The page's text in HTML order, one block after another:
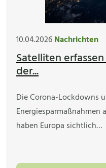
10.04.2026Nachrichten
Satelliten
der...
Die Corona-Lockdowns
Energiesparmaßnahmen
haben Europa sichtlich…